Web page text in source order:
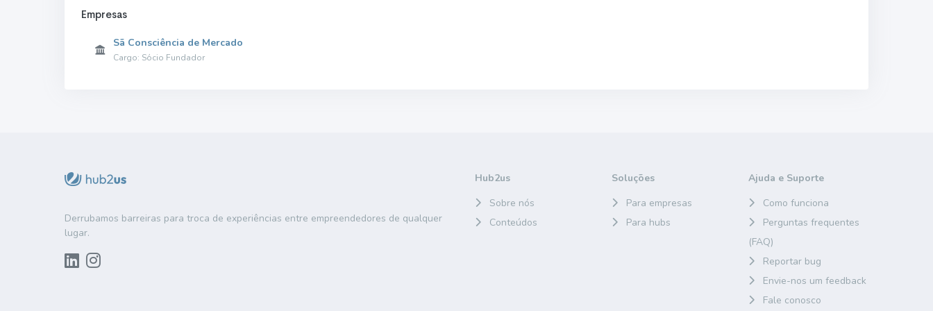
Empresas
Sã Consciência de Mercado
Cargo: Sócio Fundador
Derrubamos barreiras para troca de experiências entre empreendedores de qualquer
lugar.
Hub2us
Sobre nós
Conteúdos
Soluções
Para empresas
Para hubs
Ajuda e Suporte
Como funciona
Perguntas frequentes
(FAQ)
Reportar bug
Envie-nos um feedback
Fale conosco